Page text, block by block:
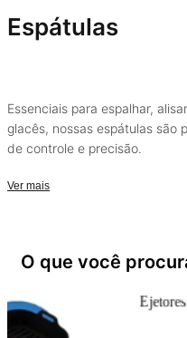
Espátulas
Essenciais para espalhar,
glacês, nossas espátulas são
de controle e precisão.
Ver mais
O que você